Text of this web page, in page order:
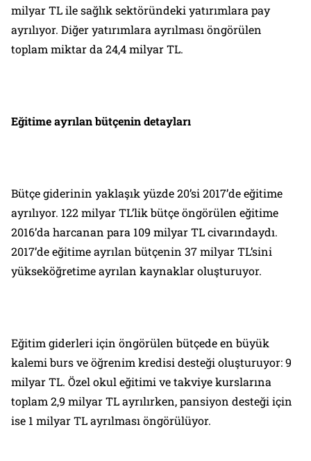
milyar TL ile sağlık sektöründeki yatırımlara pay
ayrılıyor. Diğer yatırımlara ayrılması öngörülen
toplam miktar da 24,4 milyar TL.
Eğitime ayrılan bütçenin detayları
Bütçe giderinin yaklaşık yüzde 20’si 2017’de eğitime
ayrılıyor. 122 milyar TL’lik bütçe öngörülen eğitime
2016’da harcanan para 109 milyar TL civarındaydı.
2017’de eğitime ayrılan bütçenin 37 milyar TL’sini
yükseköğretime ayrılan kaynaklar oluşturuyor.
Eğitim giderleri için öngörülen bütçede en büyük
kalemi burs ve öğrenim kredisi desteği oluşturuyor: 9
milyar TL. Özel okul eğitimi ve takviye kurslarına
toplam 2,9 milyar TL ayrılırken, pansiyon desteği için
ise 1 milyar TL ayrılması öngörülüyor.